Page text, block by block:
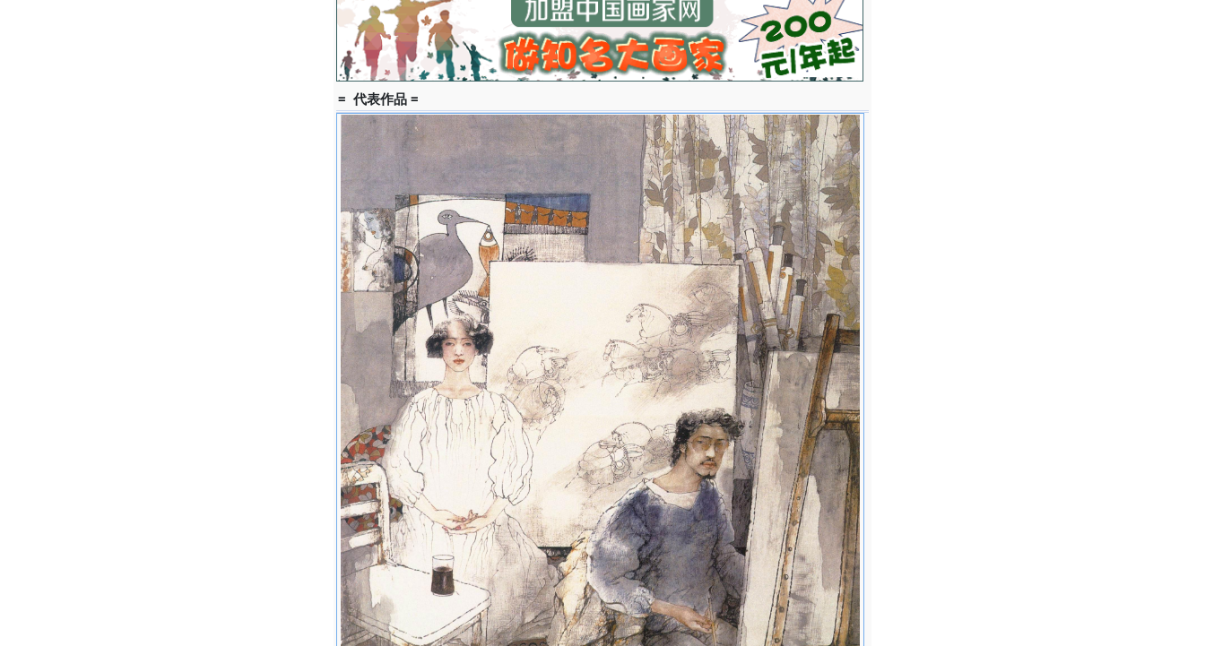
出版物《走进画家——王颖生作品集》、《60一代——王颖生作品集》、合集多种、并
被多种媒体专题介绍。
= 代表作品 =